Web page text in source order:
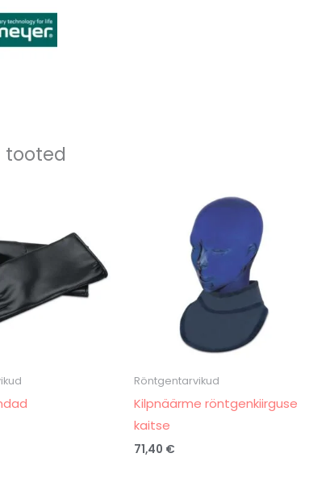
tooted
Röntgentarvikud
Kilpnäärme röntgenkiirguse
kaitse
71,40 €